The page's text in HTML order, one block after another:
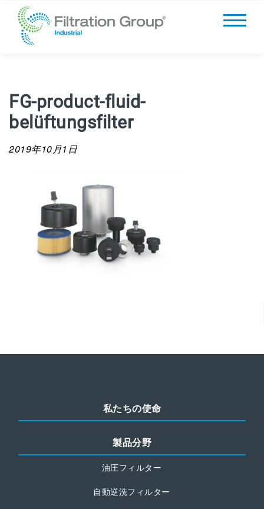
FG-product-fluid-
belüftungsfilter
2019年10月1日
私たちの使命
製品分野
油圧フィルター
自動逆洗フィルター